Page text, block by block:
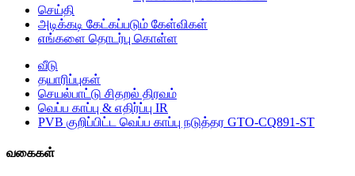
செய்தி
அடிக்கடி கேட்கப்படும் கேள்விகள்
எங்களை தொடர்பு கொள்ள
வீடு
தயாரிப்புகள்
செயல்பாட்டு சிதறல் திரவம்
வெப்ப காப்பு & எதிர்ப்பு IR
PVB குறிப்பிட்ட வெப்ப காப்பு நடுத்தர GTO-CQ891-ST
வகைகள்